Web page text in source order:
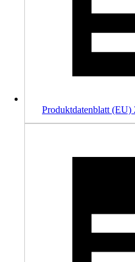
Produktdatenblatt (EU)